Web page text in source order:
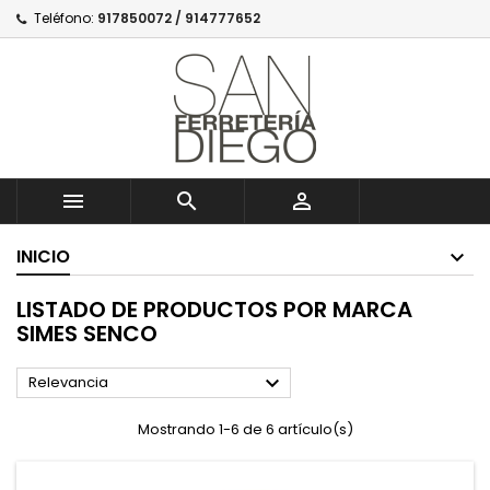
Teléfono: 917850072 / 914777652
  
INICIO
LISTADO DE PRODUCTOS POR MARCA
SIMES SENCO
Relevancia 
Mostrando 1-6 de 6 artículo(s)